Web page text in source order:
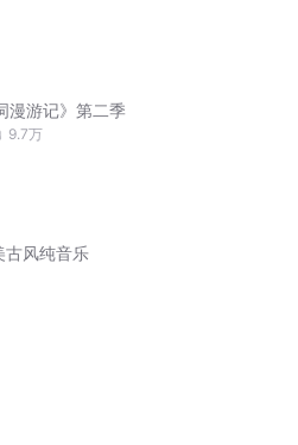
漫游记》第二季
9.7万
古风纯音乐